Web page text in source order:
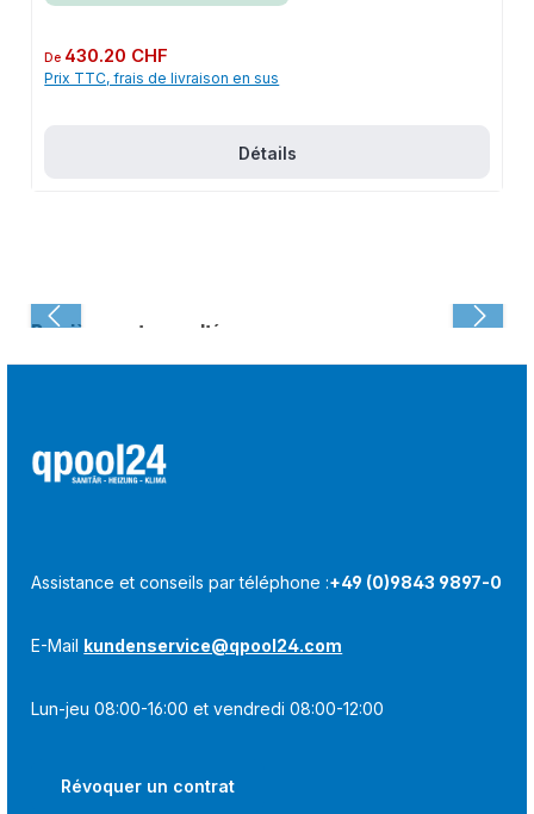
Prix régulier :
De 430.20 CHF
Prix TTC, frais de livraison en sus
Détails
Dernièrement consulté :
Assistance et conseils par téléphone :+49 (0)9843 9897-0
E-Mail kundenservice@qpool24.com
Lun-jeu 08:00-16:00 et vendredi 08:00-12:00
Révoquer un contrat